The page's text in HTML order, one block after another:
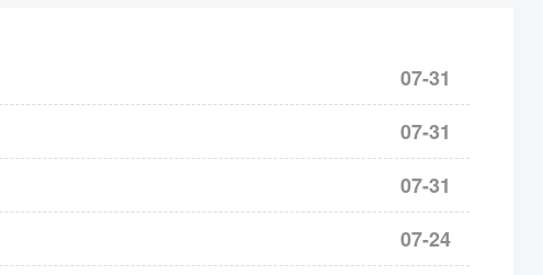
，涨跌停板幅度调整为9%
，涨跌停板幅度调整为9%
07-31
07-31
07-31
07-24